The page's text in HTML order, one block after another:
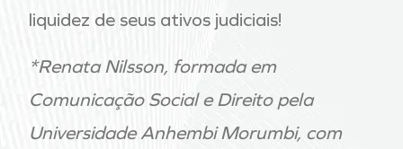
liquidez de seus ativos judiciais!
*Renata Nilsson, formada em
Comunicação Social e Direito pela
Universidade Anhembi Morumbi, com